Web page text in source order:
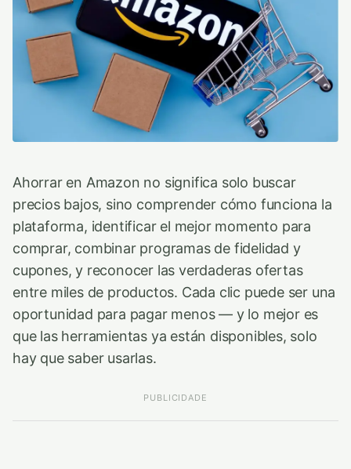
Ahorrar en Amazon no significa solo buscar
precios bajos, sino comprender cómo funciona la
plataforma, identificar el mejor momento para
comprar, combinar programas de fidelidad y
cupones, y reconocer las verdaderas ofertas
entre miles de productos. Cada clic puede ser una
oportunidad para pagar menos — y lo mejor es
que las herramientas ya están disponibles, solo
hay que saber usarlas.
PUBLICIDADE